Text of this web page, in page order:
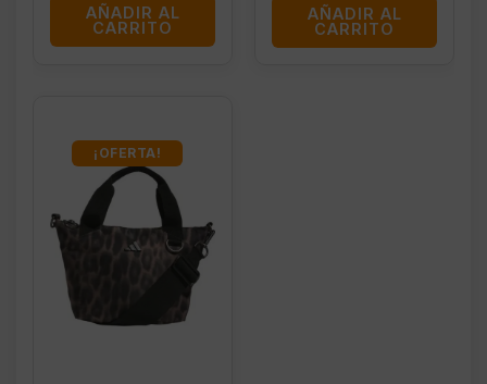
AÑADIR AL
CARRITO
AÑADIR AL
CARRITO
¡OFERTA!